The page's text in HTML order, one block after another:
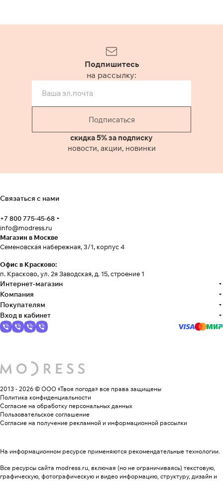
Подпишитесь
на рассылку:
Подписаться
скидка 5% за подписку
новости, акции, новинки
Связаться с нами
+7 800 775-45-68
info@modress.ru
Магазин в Москве
Семеновская набережная, 3/1, корпус 4
Офис в Красково:
п. Красково, ул. 2я Заводская, д. 15, строение 1
Интернет-магазин
Компания
Покупателям
Вход в кабинет
2013 - 2026 © ООО «Твоя погода» все права защищены
Политика конфиденциальности
Согласие на обработку персональных данных
Пользовательское соглашение
Согласие на получение рекламной и информационной рассылки
На информационном ресурсе применяются рекомендательные технологии.
Все ресурсы сайта modress.ru, включая (но не ограничиваясь) текстовую,
графическую, фотографическую и видео информацию, структуру, дизайн и